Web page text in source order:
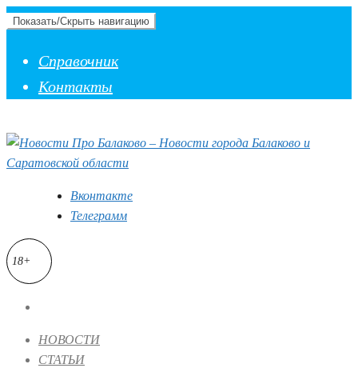
Показать/Скрыть навигацию
Справочник
Контакты
Вконтакте
Телеграмм
18+
НОВОСТИ
СТАТЬИ